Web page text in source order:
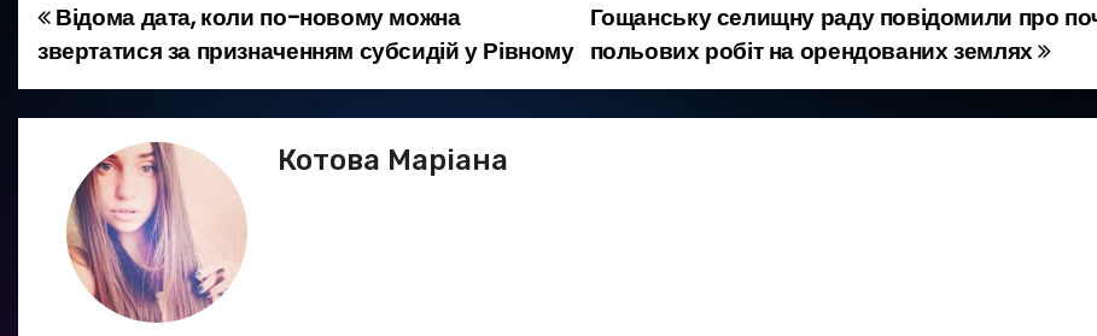
Н
а
в
Гощанську селищну раду повідомили про
польових робіт на орендованих землях
Відома дата, коли по-новому можна
звертатися за призначенням субсидій у Рівному
Котова Маріана